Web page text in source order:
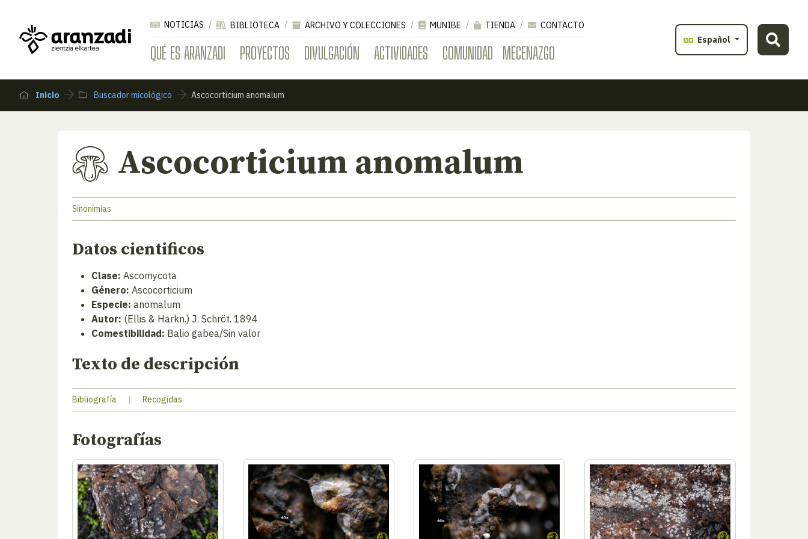
QUÉ ES ARANZADI PROYECTOS DIVULGACIÓN ACTIVIDADES COMUNIDAD MECENAZGO
NOTICIAS BIBLIOTECA ARCHIVO Y COLECCIONES MUNIBE TIENDA
CONTACTO
Español
Inicio Buscador micológico Ascocorticium anomalum
Ascocorticium anomalum
Sinonímias
Datos cientificos
Clase: Ascomycota
Género: Ascocorticium
Especie: anomalum
Autor: (Ellis & Harkn.) J. Schröt. 1894
Comestibilidad: Balio gabea/Sin valor
Texto de descripción
Bibliografía | Recogidas
Fotografías